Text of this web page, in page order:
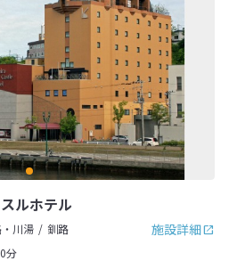
ルホテル
施設詳細
川湯
釧路
分